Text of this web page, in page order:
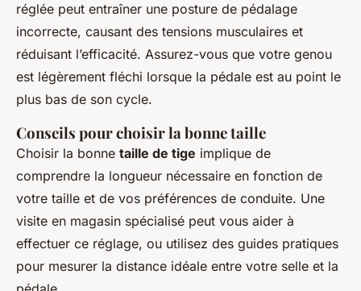
réglée peut entraîner une posture de pédalage
incorrecte, causant des tensions musculaires et
réduisant l’efficacité. Assurez-vous que votre genou
est légèrement fléchi lorsque la pédale est au point le
plus bas de son cycle.
Conseils pour choisir la bonne taille
Choisir la bonne taille de tige implique de
comprendre la longueur nécessaire en fonction de
votre taille et de vos préférences de conduite. Une
visite en magasin spécialisé peut vous aider à
effectuer ce réglage, ou utilisez des guides pratiques
pour mesurer la distance idéale entre votre selle et la